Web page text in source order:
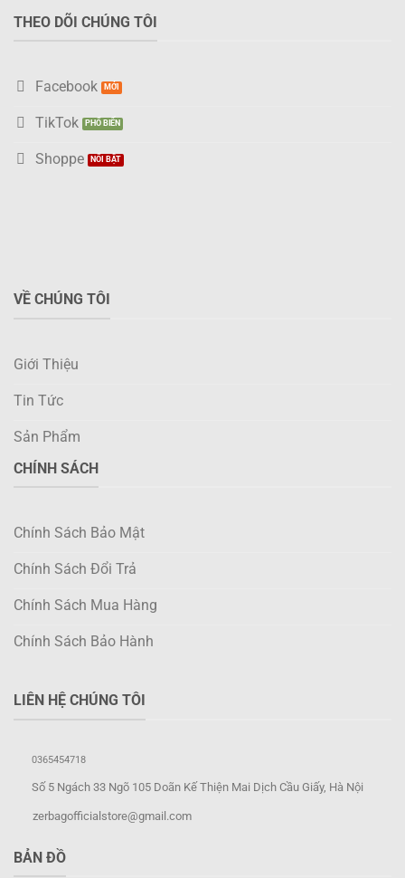
THEO DÕI CHÚNG TÔI
Facebook
TikTok
Shoppe
VỀ CHÚNG TÔI
Giới Thiệu
Tin Tức
Sản Phẩm
CHÍNH SÁCH
Chính Sách Bảo Mật
Chính Sách Đổi Trả
Chính Sách Mua Hàng
Chính Sách Bảo Hành
LIÊN HỆ CHÚNG TÔI
0365454718
Số 5 Ngách 33 Ngõ 105 Doãn Kế Thiện Mai Dịch Cầu Giấy, Hà Nội
zerbagofficialstore@gmail.com
BẢN ĐỒ